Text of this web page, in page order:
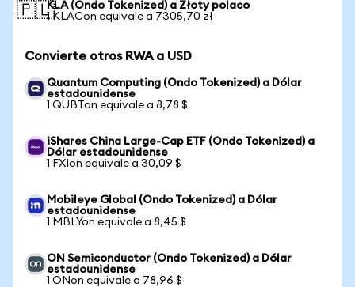
🇵🇱KLA (Ondo Tokenized) a Złoty polaco
1 KLACon equivale a 7305,70 zł
Convierte otros RWA a USD
Quantum Computing (Ondo Tokenized) a Dólar
estadounidense
1 QUBTon equivale a 8,78 $
iShares China Large-Cap ETF (Ondo Tokenized) a
Dólar estadounidense
1 FXIon equivale a 30,09 $
Mobileye Global (Ondo Tokenized) a Dólar
estadounidense
1 MBLYon equivale a 8,45 $
ON Semiconductor (Ondo Tokenized) a Dólar
estadounidense
1 ONon equivale a 78,96 $